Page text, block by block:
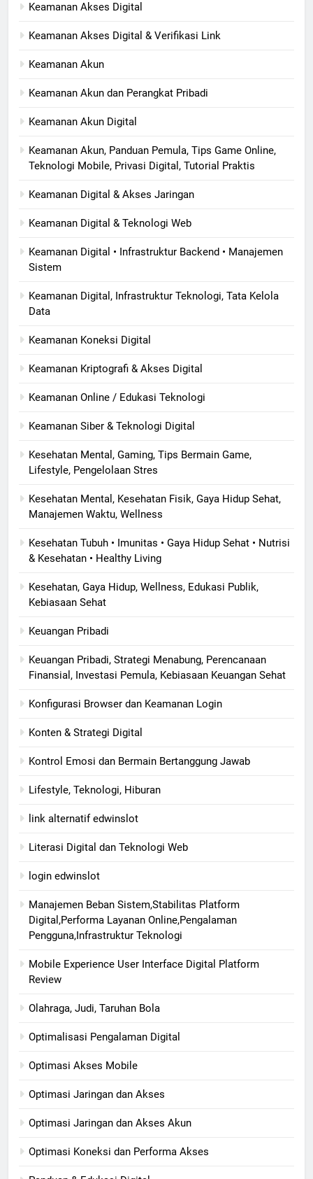
Keamanan Akses Digital
Keamanan Akses Digital & Verifikasi Link
Keamanan Akun
Keamanan Akun dan Perangkat Pribadi
Keamanan Akun Digital
Keamanan Akun, Panduan Pemula, Tips Game Online,
Teknologi Mobile, Privasi Digital, Tutorial Praktis
Keamanan Digital & Akses Jaringan
Keamanan Digital & Teknologi Web
Keamanan Digital • Infrastruktur Backend • Manajemen
Sistem
Keamanan Digital, Infrastruktur Teknologi, Tata Kelola
Data
Keamanan Koneksi Digital
Keamanan Kriptografi & Akses Digital
Keamanan Online / Edukasi Teknologi
Keamanan Siber & Teknologi Digital
Kesehatan Mental, Gaming, Tips Bermain Game,
Lifestyle, Pengelolaan Stres
Kesehatan Mental, Kesehatan Fisik, Gaya Hidup Sehat,
Manajemen Waktu, Wellness
Kesehatan Tubuh • Imunitas • Gaya Hidup Sehat • Nutrisi
& Kesehatan • Healthy Living
Kesehatan, Gaya Hidup, Wellness, Edukasi Publik,
Kebiasaan Sehat
Keuangan Pribadi
Keuangan Pribadi, Strategi Menabung, Perencanaan
Finansial, Investasi Pemula, Kebiasaan Keuangan Sehat
Konfigurasi Browser dan Keamanan Login
Konten & Strategi Digital
Kontrol Emosi dan Bermain Bertanggung Jawab
Lifestyle, Teknologi, Hiburan
link alternatif edwinslot
Literasi Digital dan Teknologi Web
login edwinslot
Manajemen Beban Sistem,Stabilitas Platform
Digital,Performa Layanan Online,Pengalaman
Pengguna,Infrastruktur Teknologi
Mobile Experience User Interface Digital Platform
Review
Olahraga, Judi, Taruhan Bola
Optimalisasi Pengalaman Digital
Optimasi Akses Mobile
Optimasi Jaringan dan Akses
Optimasi Jaringan dan Akses Akun
Optimasi Koneksi dan Performa Akses